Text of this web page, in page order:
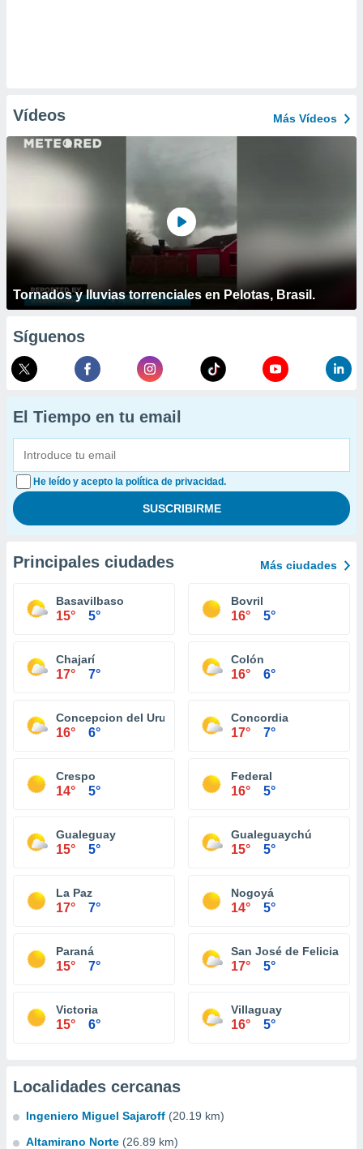
Vídeos Más Vídeos
Tornados y lluvias torrenciales en Pelotas, Brasil.
Síguenos
El Tiempo en tu email
He leído y acepto la política de privacidad.
Principales ciudades Más ciudades
Basavilbaso
15° 5°
Bovril
16° 5°
Chajarí
17° 7°
Colón
16° 6°
Concepcion del Uruguay
16° 6°
Concordia
17° 7°
Crespo
14° 5°
Federal
16° 5°
Gualeguay
15° 5°
Gualeguaychú
15° 5°
La Paz
17° 7°
Nogoyá
14° 5°
Paraná
15° 7°
San José de Feliciano
17° 5°
Victoria
15° 6°
Villaguay
16° 5°
Localidades cercanas
Ingeniero Miguel Sajaroff (20.19 km)
Altamirano Norte (26.89 km)